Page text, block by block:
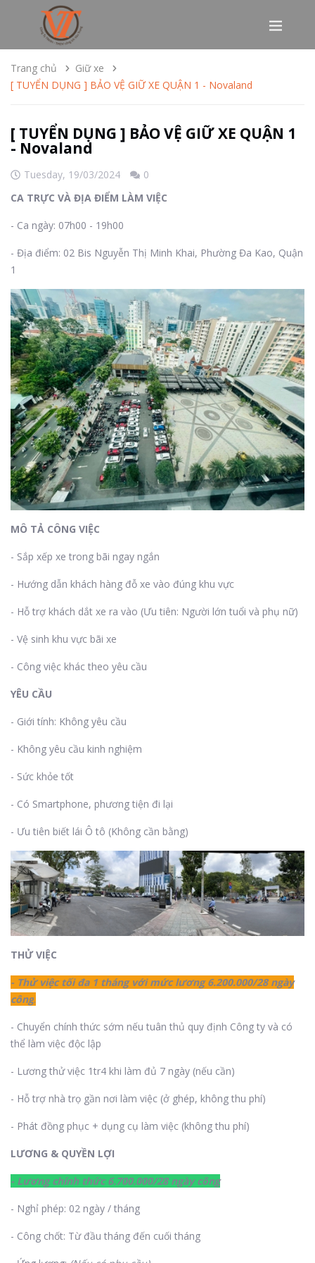
Trang chủ
Giữ xe
[ TUYỂN DỤNG ] BẢO VỆ GIỮ XE QUẬN 1 - Novaland
[ TUYỂN DỤNG ] BẢO VỆ GIỮ XE QUẬN 1
- Novaland
Tuesday, 19/03/2024
0
CA TRỰC VÀ ĐỊA ĐIỂM LÀM VIỆC
- Ca ngày: 07h00 - 19h00
- Địa điểm: 02 Bis Nguyễn Thị Minh Khai, Phường Đa Kao, Quận
1
MÔ TẢ CÔNG VIỆC
- Sắp xếp xe trong bãi ngay ngắn
- Hướng dẫn khách hàng đỗ xe vào đúng khu vực
- Hỗ trợ khách dắt xe ra vào (Ưu tiên: Người lớn tuổi và phụ nữ)
- Vệ sinh khu vực bãi xe
- Công việc khác theo yêu cầu
YÊU CẦU
- Giới tính: Không yêu cầu
- Không yêu cầu kinh nghiệm
- Sức khỏe tốt
- Có Smartphone, phương tiện đi lại
- Ưu tiên biết lái Ô tô (Không cần bằng)
THỬ VIỆC
- Thử việc tối đa 1 tháng với mức lương 6.200.000/28 ngày
công.
- Chuyển chính thức sớm nếu tuân thủ quy định Công ty và có
thể làm việc độc lập
- Lương thử việc 1tr4 khi làm đủ 7 ngày (nếu cần)
- Hỗ trợ nhà trọ gần nơi làm việc (ở ghép, không thu phí)
- Phát đồng phục + dụng cụ làm việc (không thu phí)
LƯƠNG & QUYỀN LỢI
- Lương chính thức 6.700.000/28 ngày công
- Nghỉ phép: 02 ngày / tháng
- Công chốt: Từ đầu tháng đến cuối tháng